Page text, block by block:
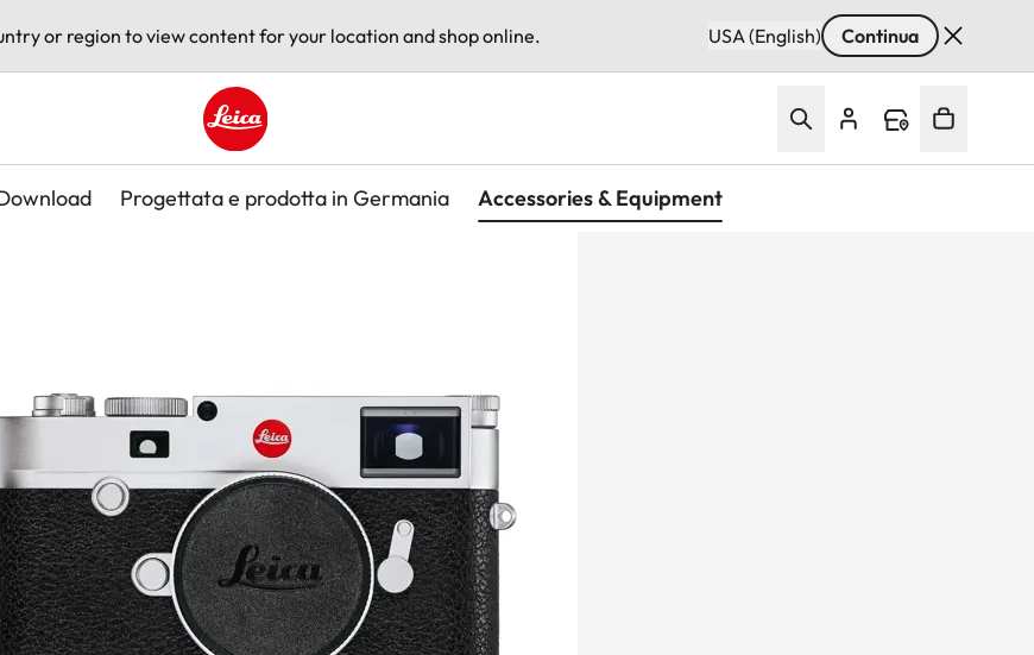
or region to view content for your location and shop online. USA (English) Continua
Leica logo - Home
Progettata e prodotta in Germania Accessories & Equipment